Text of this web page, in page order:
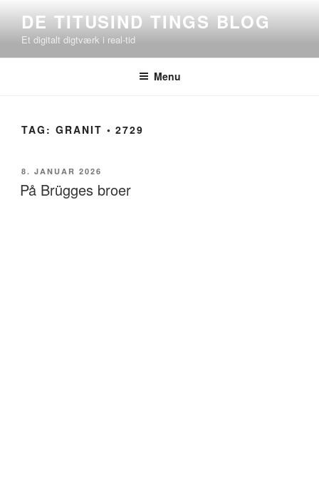
indhold
DE TITUSIND TINGS BLOG
Et digitalt digtværk i real-tid
Menu
TAG: GRANIT ◦ 2729
UDGIVET
DEN
8. JANUAR 2026
På Brügges broer